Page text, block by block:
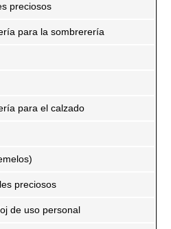
preciosos
para la sombrerería
para el calzado
preciosos
de uso personal